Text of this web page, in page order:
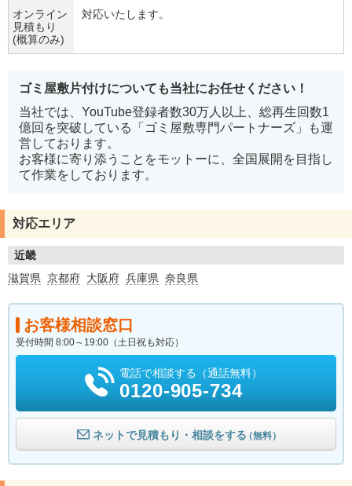
オンライン
見積もり
(概算のみ)
対応いたします。
ゴミ屋敷片付けについても当社にお任せください！
当社では、YouTube登録者数30万人以上、総再生回数1
億回を突破している「ゴミ屋敷専門パートナーズ」も運
営しております。
お客様に寄り添うことをモットーに、全国展開を目指し
て作業をしております。
対応エリア
近畿
滋賀県 京都府 大阪府 兵庫県 奈良県
お客様相談窓口
受付時間 8:00～19:00（土日祝も対応）
電話で相談する（通話無料）
0120-905-734
ネットで見積もり・相談をする（無料）